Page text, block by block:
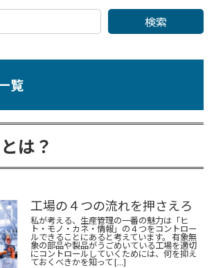
検索
覧
は？
工場の４つの流れを押さえろ
私が考える、生産管理の一番の魅力は「ヒ
ト・モノ・カネ・情報」の４つをコントロー
ルできることにあると考えています。 有象無
象の部品や製品がうごめいている工場を適切
にコントロールしていくためには、何を抑え
ておくべきかを知って […]